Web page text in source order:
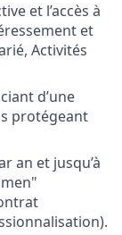
et l’accès à
et
Activités
d’une
protégeant
an et jusqu’à